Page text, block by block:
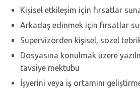
Kişisel etkileşim için fırsatlar
Arkadaş edinmek için fırsatlar
Süpervizörden kişisel, sözel
Dosyasına konulmak üzere
tavsiye mektubu
İşyerini veya iş ortamını